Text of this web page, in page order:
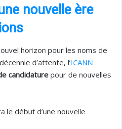
nouvelle ère
horizon pour les noms de
d’attente, l’ICANN
candidature pour de nouvelles
le début d’une nouvelle